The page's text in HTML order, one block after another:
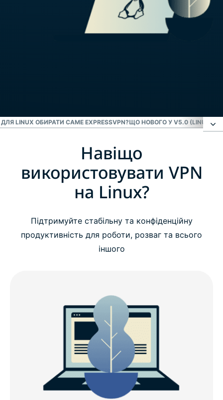
LINUX ОБИРАТИ САМЕ EXPRESSVPN?ЩО НОВОГО У V5.0 (LINUX)
Навіщо використовувати VPN на Linux?
Як налаштувати ExpressVPN на Linux
Linux
Сумісність з дистрибутивами Linux
ExpressVPN для Linux: Розширені функції
Що Користувачі Думають Про ExpressVPN
Навіщо
використовувати VPN
на Linux?
Підтримуйте стабільну та конфіденційну
продуктивність для роботи, розваг та всього
іншого